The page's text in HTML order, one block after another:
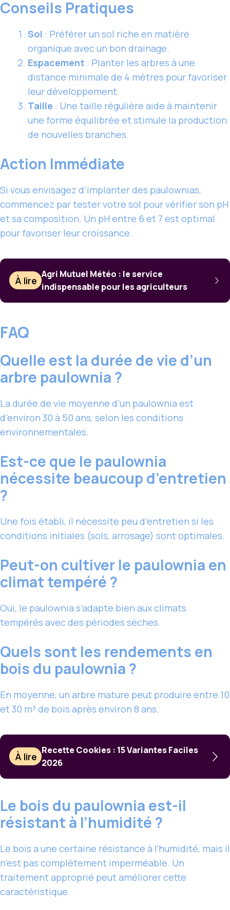
Conseils Pratiques
Sol : Préférer un sol riche en matière
organique avec un bon drainage.
Espacement : Planter les arbres à une
distance minimale de 4 mètres pour favoriser
leur développement.
Taille : Une taille régulière aide à maintenir
une forme équilibrée et stimule la production
de nouvelles branches.
Action Immédiate
Si vous envisagez d’implanter des paulownias,
commencez par tester votre sol pour vérifier son pH
et sa composition. Un pH entre 6 et 7 est optimal
pour favoriser leur croissance.
À lire
Agri Mutuel Météo : le service
indispensable pour les agriculteurs
FAQ
Quelle est la durée de vie d’un
arbre paulownia ?
La durée de vie moyenne d’un paulownia est
d’environ 30 à 50 ans, selon les conditions
environnementales.
Est-ce que le paulownia
nécessite beaucoup d’entretien
?
Une fois établi, il nécessite peu d’entretien si les
conditions initiales (sols, arrosage) sont optimales.
Peut-on cultiver le paulownia en
climat tempéré ?
Oui, le paulownia s’adapte bien aux climats
tempérés avec des périodes sèches.
Quels sont les rendements en
bois du paulownia ?
En moyenne, un arbre mature peut produire entre 10
et 30 m³ de bois après environ 8 ans.
À lire
Recette Cookies : 15 Variantes Faciles
2026
Le bois du paulownia est-il
résistant à l’humidité ?
Le bois a une certaine résistance à l’humidité, mais il
n’est pas complètement imperméable. Un
traitement approprié peut améliorer cette
caractéristique.